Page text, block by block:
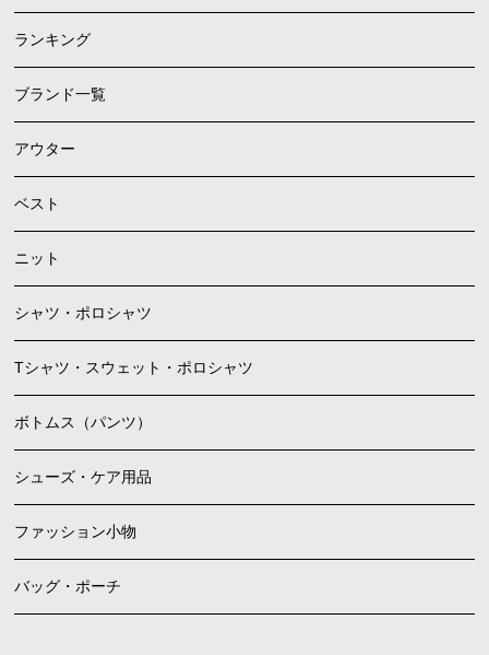
ランキング
ブランド一覧
アウター
ベスト
ニット
シャツ・ポロシャツ
Tシャツ・スウェット・ポロシャツ
ボトムス（パンツ）
シューズ・ケア用品
ファッション小物
バッグ・ポーチ